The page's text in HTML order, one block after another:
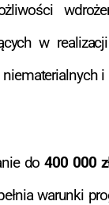
w
do400 000
warunki